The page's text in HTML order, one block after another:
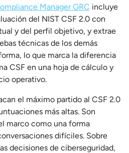
Manager GRC incluye
del NIST CSF 2.0 con
y del perfil objetivo, y extrae
técnicas de los demás
lo que marca la diferencia
CSF en una hoja de cálculo y
operativo.
el máximo partido al CSF 2.0
más altas. Son
marco como una forma
difíciles. Sobre
decisiones de ciberseguridad,